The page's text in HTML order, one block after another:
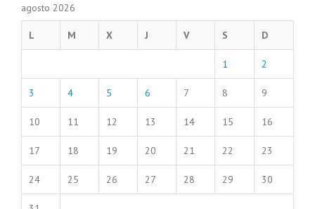
agosto 2026
L M X J V S D
1 2
3 4 5 6 7 8 9
10 11 12 13 14 15 16
17 18 19 20 21 22 23
24 25 26 27 28 29 30